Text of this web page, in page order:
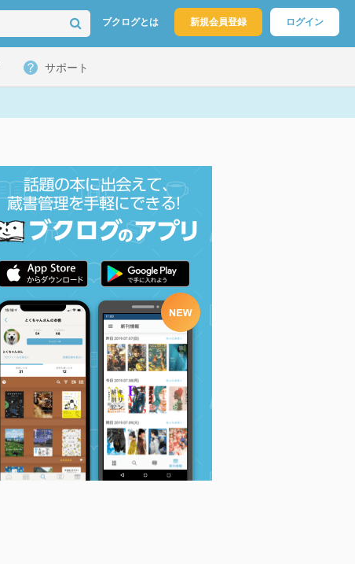
ブクログとは 新規会員登録 ログイン
サポート